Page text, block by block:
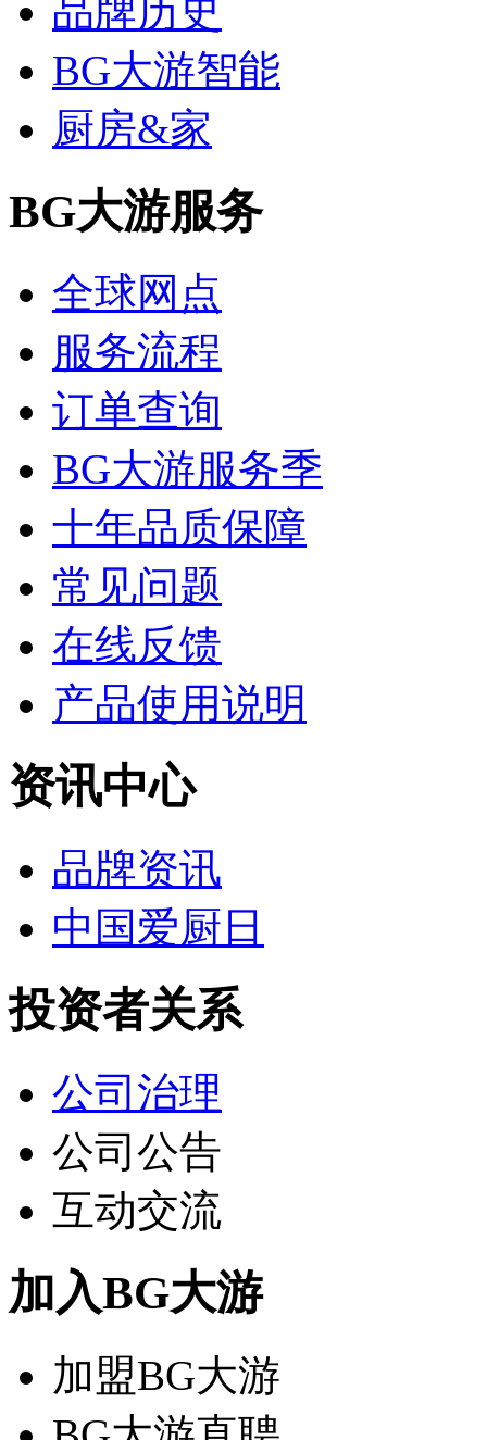
品牌历史
BG大游智能
厨房&家
BG大游服务
全球网点
服务流程
订单查询
BG大游服务季
十年品质保障
常见问题
在线反馈
产品使用说明
资讯中心
品牌资讯
中国爱厨日
投资者关系
公司治理
公司公告
互动交流
加入BG大游
加盟BG大游